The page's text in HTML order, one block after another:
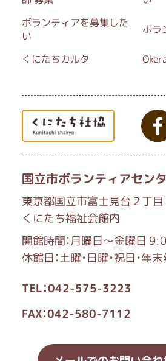
ボランティアを募集した
い
ボラ
くにたちカルタ
国立市ボランティアセン
東京都国立市富士見台２丁目
くにたち福祉会館内
開館時間：月曜日～金曜日
休館日：土曜・日曜・祝日・年
TEL：042-575-3223
FAX：042-580-7112